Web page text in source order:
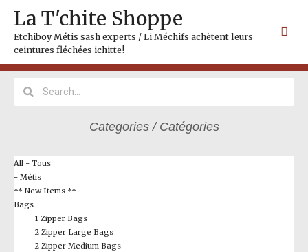
content
La T'chite Shoppe
Etchiboy Métis sash experts / Li Méchifs achètent leurs
ceintures fléchées ichitte!
SearchSearch
Categories / Catégories
All - Tous
- Métis
** New Items **
Bags
1 Zipper Bags
2 Zipper Large Bags
2 Zipper Medium Bags